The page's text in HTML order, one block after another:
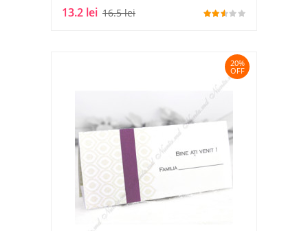
13.2 lei 16.5 lei
20%
OFF